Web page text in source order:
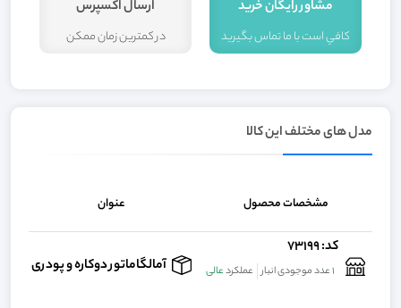
مشاور رايگان خريد
کافي است با ما تماس بگيريد
ارسال اکسپرس
در کمترين زمان ممکن
مدل های مختلف این کالا
مشخصات محصول عنوان
کد: 73199
1عدد موجودی انبار عملکردعالی آمالگاماتور دوکاره و پودری